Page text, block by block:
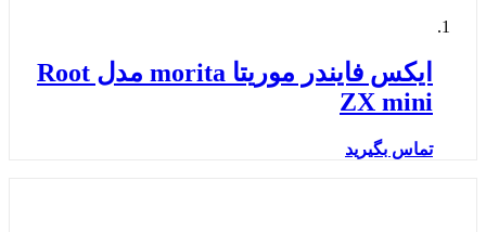
ایکس فایندر موریتا morita مدل Root
ZX mini
تماس بگیرید